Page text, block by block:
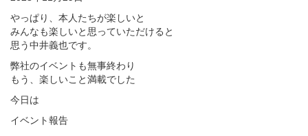
やっぱり、本人たちが楽しいと
みんなも楽しいと思っていただけると
思う中井義也です。
弊社のイベントも無事終わり
もう、楽しいこと満載でした
今日は
イベント報告